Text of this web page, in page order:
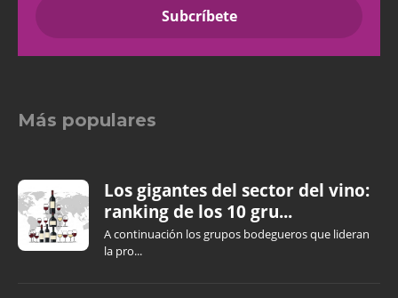
Más populares
Los gigantes del sector del vino:
ranking de los 10 gru...
A continuación los grupos bodegueros que lideran
la pro...